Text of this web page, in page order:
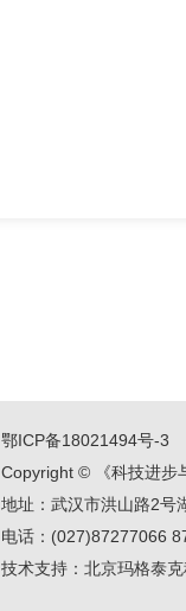
鄂ICP备18021494号-3
Copyright © 《科技进步
地址：武汉市洪山路2
电话：(027)87277066
技术支持： 北京玛格泰